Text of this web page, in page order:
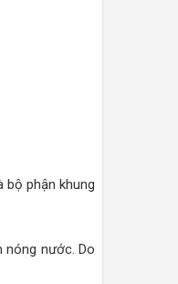
bộ phận khung
nóng nước. Do